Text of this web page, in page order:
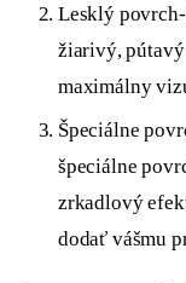
Lesklý
žiarivý,
maximálny
Špeciálne
špeciálne
zrkadlový
dodať vášmu